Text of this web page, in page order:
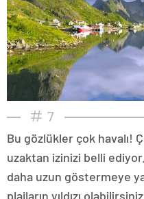
7
Bu gözlükler çok havalı!
uzaktan izinizi belli
daha uzun göstermeye
plajların yıldızı